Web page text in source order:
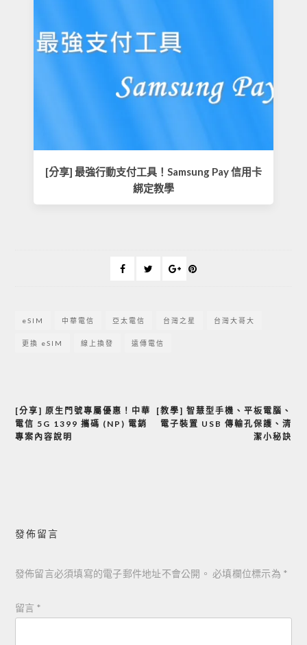
[分享] 最強行動支付工具！Samsung Pay 信用卡
綁定教學
eSIM 中華電信 亞太電信 台灣之星 台灣大哥大
更換 eSIM 線上換發 遠傳電信
文
章
[分享] 原生門號專屬優惠！中華
電信 5G 1399 攜碼 (NP) 電銷
專案內容說明
[教學] 智慧型手機、平板電腦、
電子裝置 USB 傳輸孔保護、清
潔小秘訣
發佈留言
發佈留言必須填寫的電子郵件地址不會公開。 必填欄位標示為 *
留言 *